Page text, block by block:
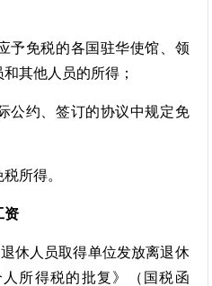
予免税的各国驻华使馆、领
其他人员的所得；
公约、签订的协议中规定免
所得。
资
休人员取得单位发放离退休
所得税的批复》（国税函